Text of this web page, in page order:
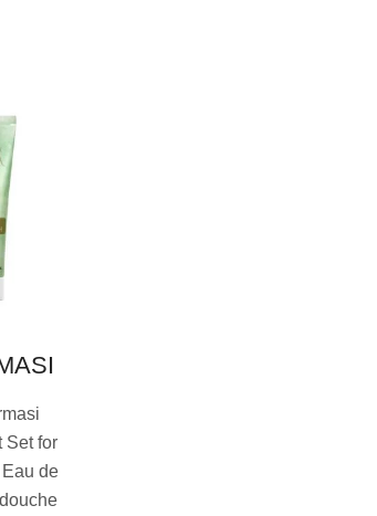
Set for
de